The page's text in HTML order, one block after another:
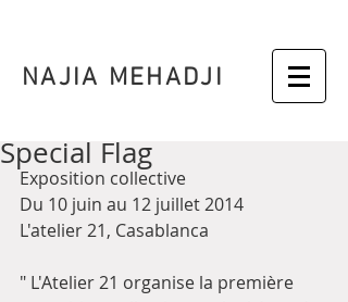
NAJIA MEHADJI
Special Flag
Exposition collective
Du 10 juin au 12 juillet 2014
L'atelier 21, Casablanca
" L'Atelier 21 organise la première